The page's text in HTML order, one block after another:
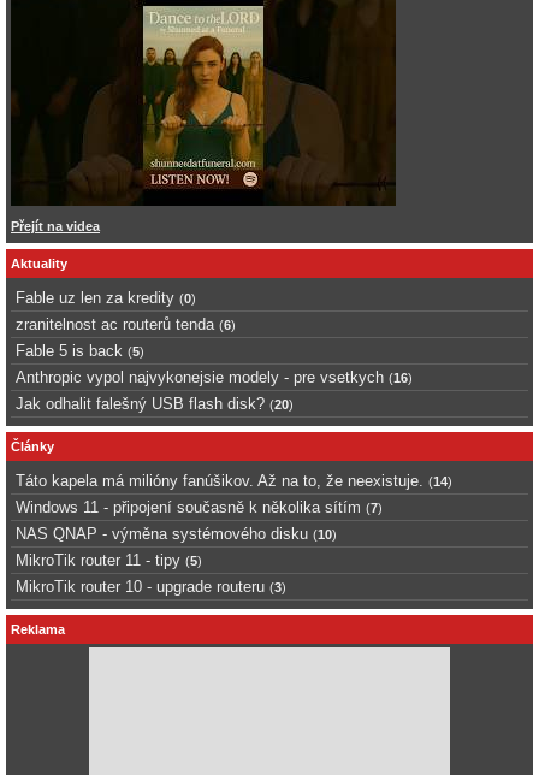
Přejít na videa
Aktuality
Fable uz len za kredity (0)
zranitelnost ac routerů tenda (6)
Fable 5 is back (5)
Anthropic vypol najvykonejsie modely - pre vsetkych (16)
Jak odhalit falešný USB flash disk? (20)
Články
Táto kapela má milióny fanúšikov. Až na to, že neexistuje. (14)
Windows 11 - připojení současně k několika sítím (7)
NAS QNAP - výměna systémového disku (10)
MikroTik router 11 - tipy (5)
MikroTik router 10 - upgrade routeru (3)
Reklama